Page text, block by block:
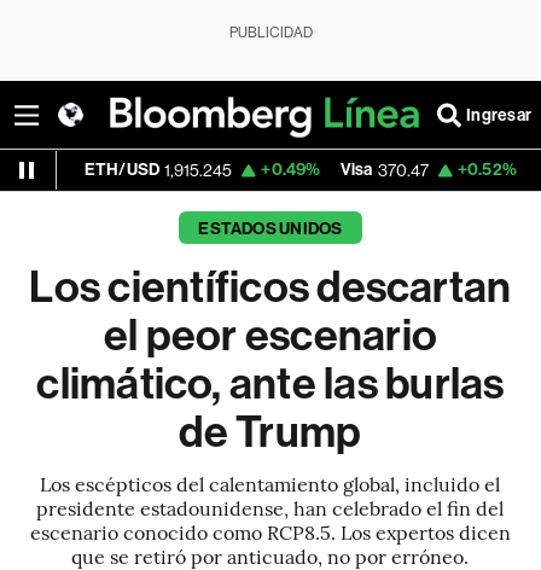
PUBLICIDAD
Ingresar
1,915.245 +0.49% Visa 370.47 +0.52% MercadoLibre
ESTADOS UNIDOS
Los científicos descartan
el peor escenario
climático, ante las burlas
de Trump
Los escépticos del calentamiento global, incluido el
presidente estadounidense, han celebrado el fin del
escenario conocido como RCP8.5. Los expertos dicen
que se retiró por anticuado, no por erróneo.